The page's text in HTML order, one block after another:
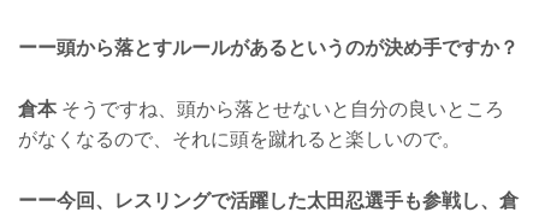
ーー頭から落とすルールがあるというのが決め手ですか？
倉本そうですね、頭から落とせないと自分の良いところ
がなくなるので、それに頭を蹴れると楽しいので。
ーー今回、レスリングで活躍した太田忍選手も参戦し、倉